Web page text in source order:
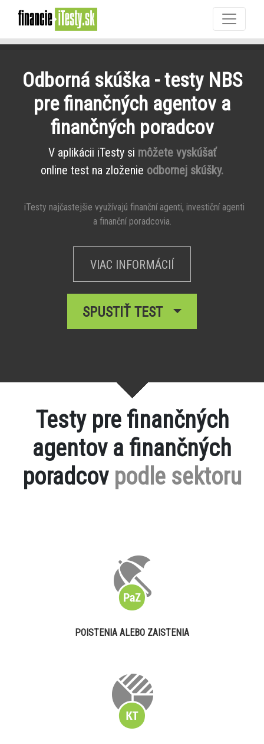
Odborná skúška - testy NBS
pre finančných agentov a
finančných poradcov
V aplikácii iTesty si môžete vyskúšať
online test na zloženie odbornej skúšky.
iTesty najčastejšie využívajú finanční agenti, investiční agenti
a finanční poradcovia.
VIAC INFORMÁCIÍ
SPUSTIŤ TEST
Testy pre finančných
agentov a finančných
poradcov podle sektoru
POISTENIA ALEBO ZAISTENIA